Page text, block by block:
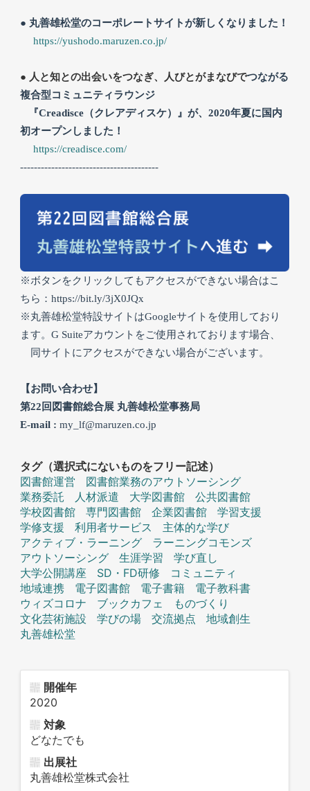
● 丸善雄松堂のコーポレートサイトが新しくなりました！
https://yushodo.maruzen.co.jp/
● 人と知との出会いをつなぎ、人びとがまなびでつながる
複合型コミュニティラウンジ
『Creadisce（クレアディスケ）』が、2020年夏に国内
初オープンしました！
https://creadisce.com/
----------------------------------------
※ボタンをクリックしてもアクセスができない場合はこ
ちら：https://bit.ly/3jX0JQx
※丸善雄松堂特設サイトはGoogleサイトを使用しており
ます。G Suiteアカウントをご使用されております場合、
同サイトにアクセスができない場合がございます。
【お問い合わせ】
第22回図書館総合展 丸善雄松堂事務局
E-mail :my_lf@maruzen.co.jp
タグ（選択式にないものをフリー記述）
図書館運営
図書館業務のアウトソーシング
業務委託
人材派遣 大学図書館
公共図書館
学校図書館
専門図書館 企業図書館
学習支援
学修支援
利用者サービス
主体的な学び
アクティブ・ラーニング
ラーニングコモンズ
アウトソーシング
生涯学習
学び直し
大学公開講座
SD・FD研修
コミュニティ
地域連携
電子図書館 電子書籍
電子教科書
ウィズコロナ
ブックカフェ
ものづくり
文化芸術施設
学びの場 交流拠点
地域創生
丸善雄松堂
開催年
2020
対象
どなたでも
出展社
丸善雄松堂株式会社